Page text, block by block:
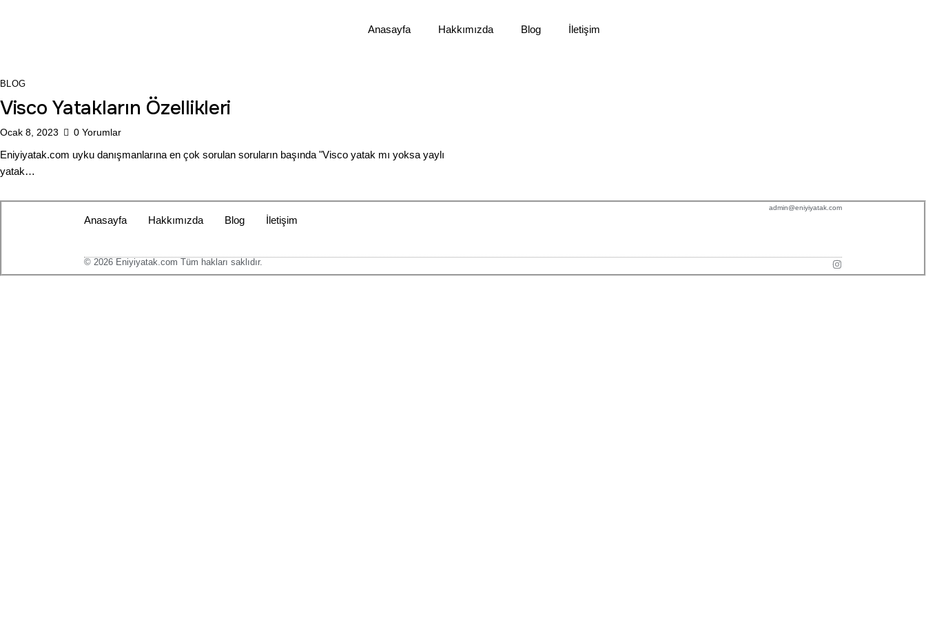
Anasayfa Hakkımızda Blog İletişim
BLOG
Visco Yatakların Özellikleri
Ocak 8, 2023 0 Yorumlar
Eniyiyatak.com uyku danışmanlarına en çok sorulan soruların başında "Visco yatak mı yoksa yaylı
yatak…
Anasayfa Hakkımızda Blog İletişim
admin@eniyiyatak.com
© 2026 Eniyiyatak.com Tüm hakları saklıdır.